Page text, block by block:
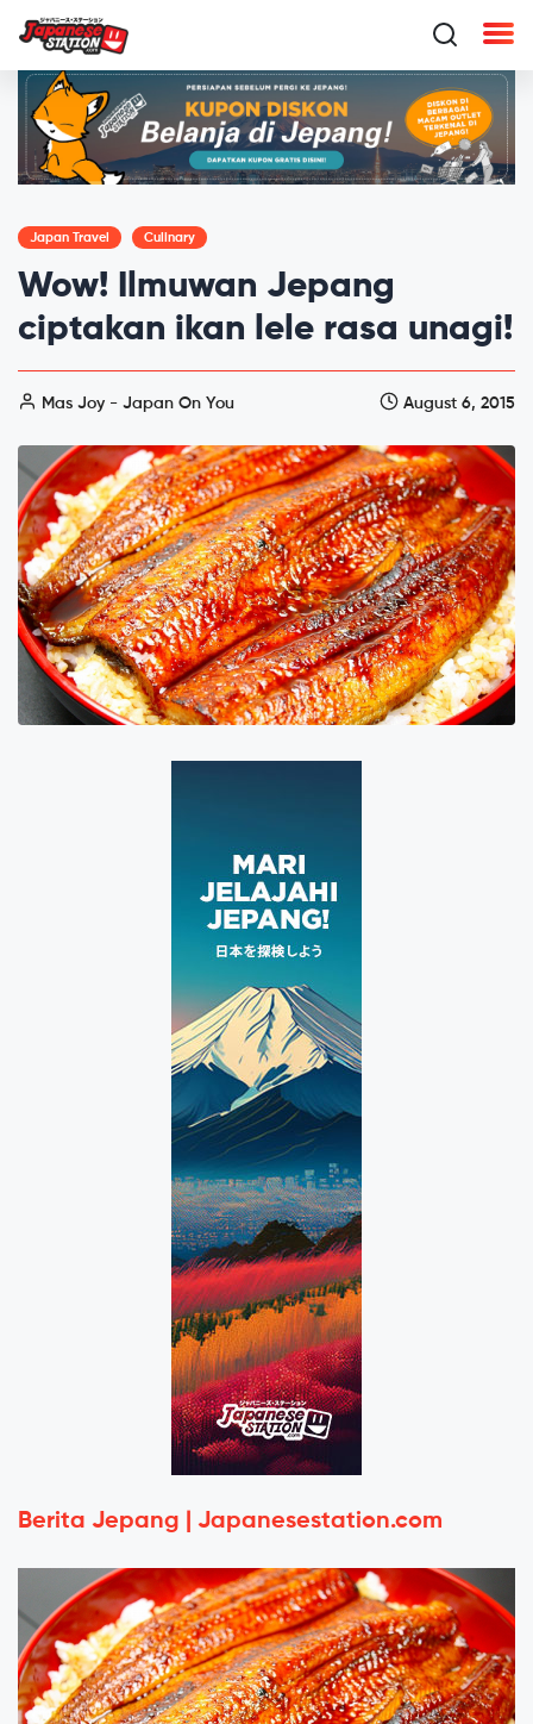
Japan Travel Culinary
Wow! Ilmuwan Jepang
ciptakan ikan lele rasa unagi!
Mas Joy - Japan On You August 6, 2015
Berita Jepang | Japanesestation.com